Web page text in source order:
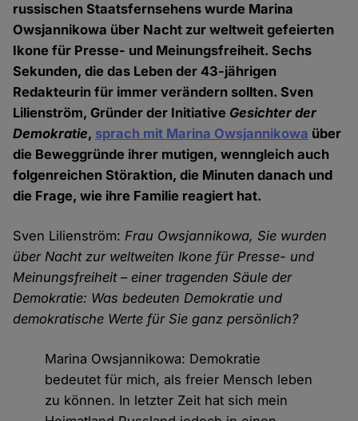
russischen Staatsfernsehens wurde Marina
Owsjannikowa über Nacht zur weltweit gefeierten
Ikone für Presse- und Meinungsfreiheit. Sechs
Sekunden, die das Leben der 43-jährigen
Redakteurin für immer verändern sollten. Sven
Lilienström, Gründer der Initiative Gesichter der
Demokratie, sprach mit Marina Owsjannikowa über
die Beweggründe ihrer mutigen, wenngleich auch
folgenreichen Störaktion, die Minuten danach und
die Frage, wie ihre Familie reagiert hat.
Sven Lilienström:Frau Owsjannikowa, Sie wurden
über Nacht zur weltweiten Ikone für Presse- und
Meinungsfreiheit– einer tragenden Säule der
Demokratie: Was bedeuten Demokratie und
demokratische Werte für Sie ganz persönlich?
Marina Owsjannikowa: Demokratie
bedeutet für mich, als freier Mensch leben
zu können. In letzter Zeit hat sich mein